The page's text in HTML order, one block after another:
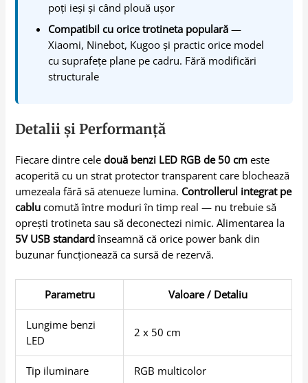
poți ieși și când plouă ușor
Compatibil cu orice trotineta populară —
Xiaomi, Ninebot, Kugoo și practic orice model
cu suprafețe plane pe cadru. Fără modificări
structurale
Detalii și Performanță
Fiecare dintre celedouă benzi LED RGB de 50 cm este
acoperită cu un strat protector transparent care blochează
umezeala fără să atenueze lumina. Controllerul integrat pe
cablu comută între moduri în timp real — nu trebuie să
oprești trotineta sau să deconectezi nimic. Alimentarea la
5V USB standardînseamnă că orice power bank din
buzunar funcționează ca sursă de rezervă.
Parametru Valoare / Detaliu
Lungime benzi
LED
2 x 50 cm
Tip iluminare RGB multicolor